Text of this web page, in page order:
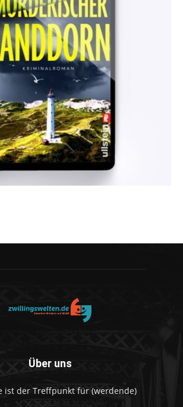
Über uns
ist der Treffpunkt für (werdende)